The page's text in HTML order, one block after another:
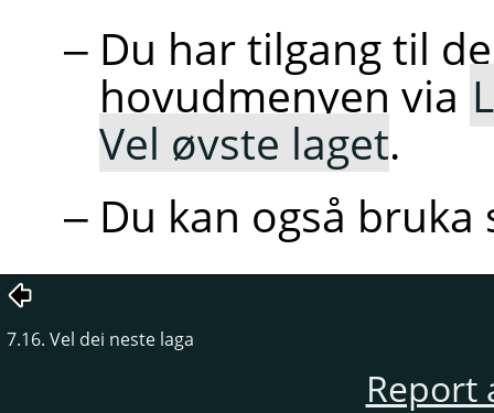
Du har tilgang til
hovudmenyen via
Vel øvste laget.
Du kan også
7.16. Vel dei neste laga
Report